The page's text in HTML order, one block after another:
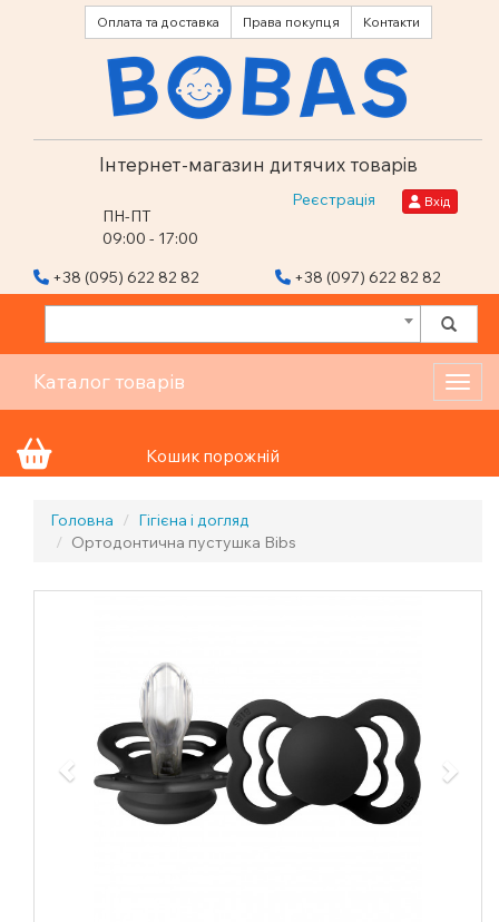
Оплата та доставка Права покупця Контакти
Інтернет-магазин дитячих товарів
ПН-ПТ
09:00 - 17:00
Реєстрація Вхід
+38 (095) 622 82 82 +38 (097) 622 82 82
Каталог товарів
Кошик порожній
Головна
Гігієна і догляд
Ортодонтична пустушка Bibs